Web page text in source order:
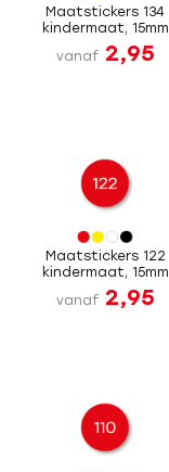
Maatstickers 134
kindermaat, 15mm
vanaf 2,95
Maatstickers 122
kindermaat, 15mm
vanaf 2,95